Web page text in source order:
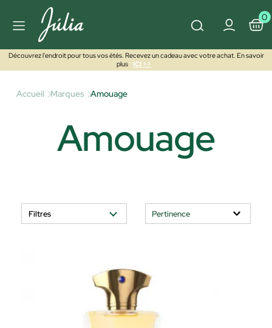
0
Découvrez l'endroit pour tous vos étés. Recevez un cadeau avec votre achat. En savoir
plus
ICI >>
Accueil Marques Amouage
Amouage
Filtres